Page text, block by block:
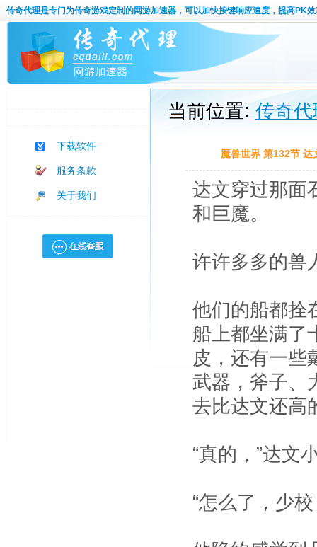
传奇代理是专门为传奇游戏定制的网游加速器，可以加快按键响应速度，提高PK效
下载软件
服务条款
关于我们
当前位置:传奇代
魔兽世界 第132节 达
达文穿过那面
和巨魔。
许许多多的兽
他们的船都拴
船上都坐满了
皮，还有一些
武器，斧子、
去比达文还高
“真的，”达文
“怎么了，少